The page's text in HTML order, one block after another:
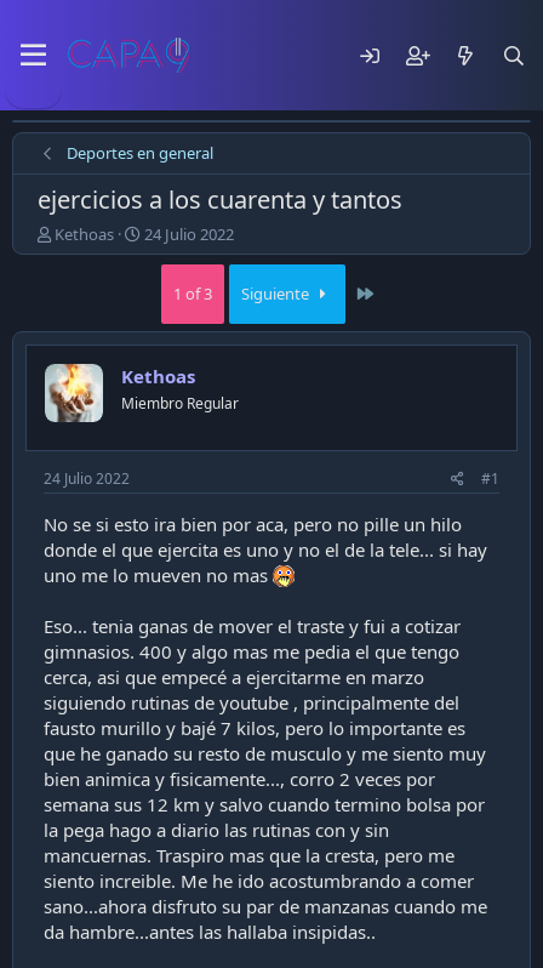
Deportes en general
ejercicios a los cuarenta y tantos
E
m
ó
e
l
t
e
m
a
Kethoas
F
e
d
p
u
l
c
a
c
i
ó
24 Julio 2022
1 of 3 Siguiente
Kethoas
Miembro Regular
24 Julio 2022 #1
No se si esto ira bien por aca, pero no pille un hilo
donde el que ejercita es uno y no el de la tele... si hay
uno me lo mueven no mas
Eso... tenia ganas de mover el traste y fui a cotizar
gimnasios. 400 y algo mas me pedia el que tengo
cerca, asi que empecé a ejercitarme en marzo
siguiendo rutinas de youtube , principalmente del
fausto murillo y bajé 7 kilos, pero lo importante es
que he ganado su resto de musculo y me siento muy
bien animica y fisicamente..., corro 2 veces por
semana sus 12 km y salvo cuando termino bolsa por
la pega hago a diario las rutinas con y sin
mancuernas. Traspiro mas que la cresta, pero me
siento increible. Me he ido acostumbrando a comer
sano...ahora disfruto su par de manzanas cuando me
da hambre...antes las hallaba insipidas..